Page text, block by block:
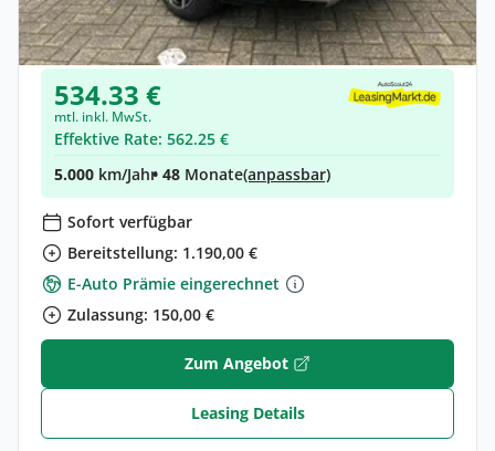
Hybrid •Automatik •171 PS (126 kW)
Neuwagen
534.33 €
mtl. inkl. MwSt.
Effektive Rate: 562.25 €
5.000 km/Jahr• 48 Monate(anpassbar)
Sofort verfügbar
Bereitstellung: 1.190,00 €
E-Auto Prämie eingerechnet
Zulassung: 150,00 €
Zum Angebot
Leasing Details